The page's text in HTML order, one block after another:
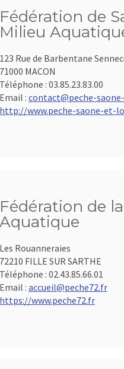
Fédération de
Milieu
123 Rue de Barbentane
71000 MACON
Téléphone : 03.85.23.83.00
Email : contact@peche-
http://www.peche-saone-et-
Fédération de
Aquatique
Les Rouanneraies
72210 FILLE SUR SARTHE
Téléphone : 02.43.85.66.01
Email : accueil@peche72.fr
https://www.peche72.fr